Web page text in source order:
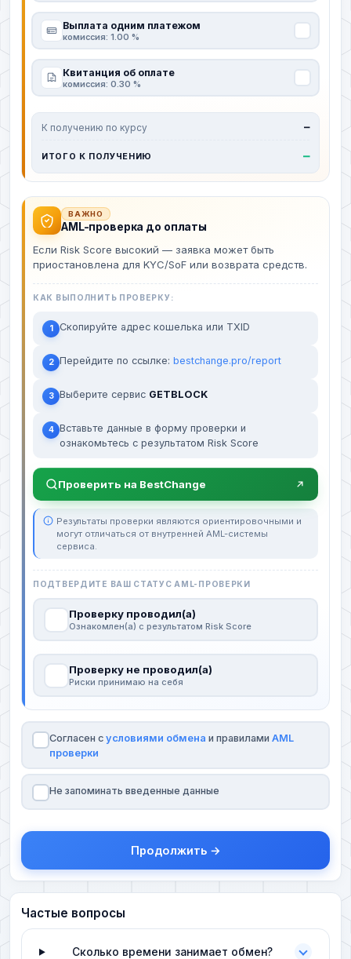
Выплата одним платежом
комиссия: 1.00 %
Квитанция об оплате
комиссия: 0.30 %
К получению по курсу —
ИТОГО К ПОЛУЧЕНИЮ —
ВАЖНО
AML-проверка до оплаты
Если Risk Score высокий — заявка может быть
приостановлена для KYC/SoF или возврата средств.
КАК ВЫПОЛНИТЬ ПРОВЕРКУ:
1 Скопируйте адрес кошелька или TXID
2 Перейдите по ссылке: bestchange.pro/report
3 Выберите сервис GETBLOCK
4 Вставьте данные в форму проверки и
ознакомьтесь с результатом Risk Score
Проверить на BestChange
Результаты проверки являются ориентировочными и
могут отличаться от внутренней AML-системы
сервиса.
ПОДТВЕРДИТЕ ВАШ СТАТУС AML-ПРОВЕРКИ
Проверку проводил(а)
Ознакомлен(а) с результатом Risk Score
Проверку не проводил(а)
Риски принимаю на себя
Согласен с условиями обмена и правилами AML
проверки
Не запоминать введенные данные
Продолжить →
Частые вопросы
Сколько времени занимает обмен?